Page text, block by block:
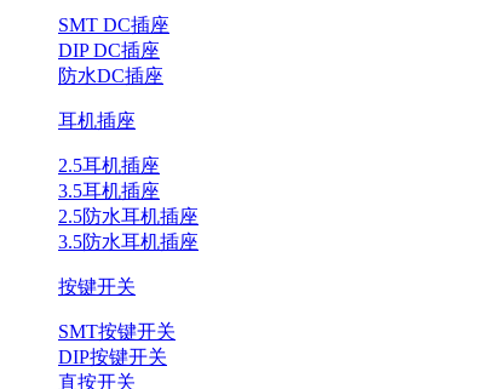
SMT DC插座
DIP DC插座
防水DC插座
耳机插座
2.5耳机插座
3.5耳机插座
2.5防水耳机插座
3.5防水耳机插座
按键开关
SMT按键开关
DIP按键开关
直按开关